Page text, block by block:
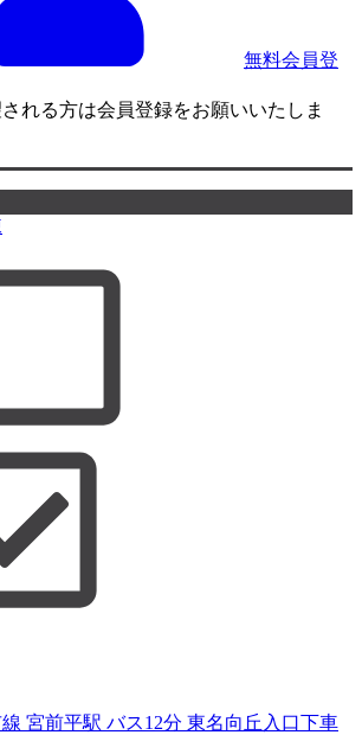
無料会員登
宮前平駅 バス12分 東名向丘入口下車